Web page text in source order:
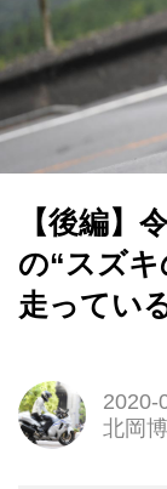
【後編】
の“スズ
走ってい
2020-
北岡